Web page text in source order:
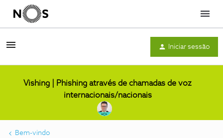
Menu
Iniciar sessão
Vishing | Phishing através de chamadas de voz
internacionais/nacionais
Bem-vindo